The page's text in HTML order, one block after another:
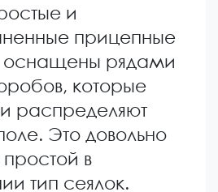
и
прицепные
оснащены рядами
которые
распределяют
Это довольно
в
тип сеялок.